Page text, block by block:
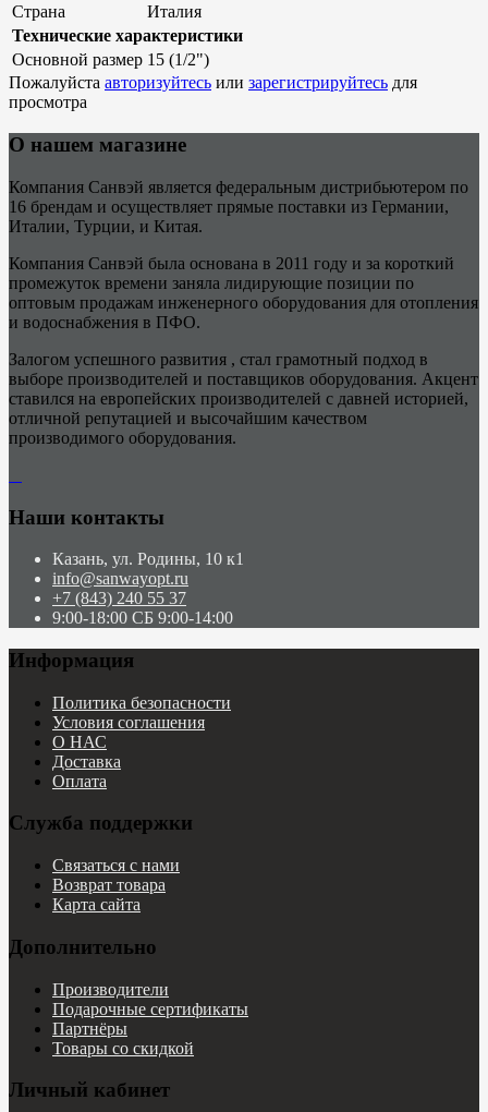
Страна
Италия
Технические характеристики
Основной размер 15 (1/2")
Пожалуйста авторизуйтесь или зарегистрируйтесь для
просмотра
О нашем магазине
Компания Санвэй является федеральным дистрибьютером по
16 брендам и осуществляет прямые поставки из Германии,
Италии, Турции, и Китая.
Компания Санвэй была основана в 2011 году и за короткий
промежуток времени заняла лидирующие позиции по
оптовым продажам инженерного оборудования для отопления
и водоснабжения в ПФО.
Залогом успешного развития , стал грамотный подход в
выборе производителей и поставщиков оборудования. Акцент
ставился на европейских производителей с давней историей,
отличной репутацией и высочайшим качеством
производимого оборудования.
Наши контакты
Казань, ул. Родины, 10 к1
info@sanwayopt.ru
+7 (843) 240 55 37
9:00-18:00 СБ 9:00-14:00
Информация
Политика безопасности
Условия соглашения
О НАС
Доставка
Оплата
Служба поддержки
Связаться с нами
Возврат товара
Карта сайта
Дополнительно
Производители
Подарочные сертификаты
Партнёры
Товары со скидкой
Личный кабинет